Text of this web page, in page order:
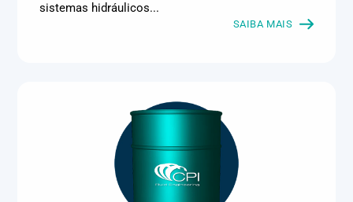
sistemas hidráulicos...
SAIBA MAIS